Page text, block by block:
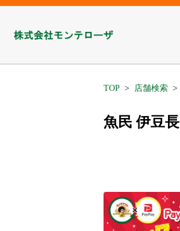
TOP 店舗検索
魚民 伊豆